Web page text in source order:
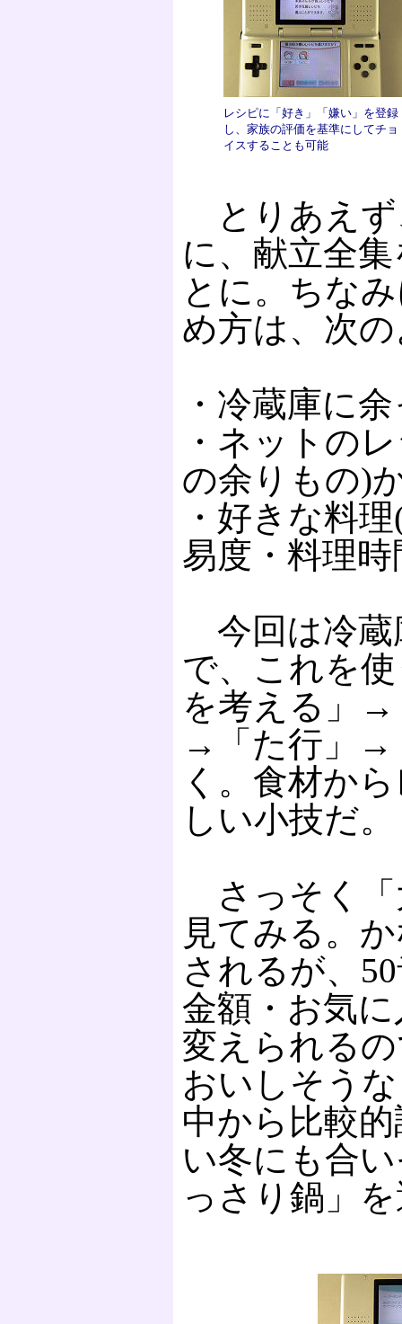
レシピに「好き」「嫌い」を登録
し、家族の評価を基準にしてチョ
イスすることも可能
とりあえず
に、献立全
とに。ちな
め方は、次
・冷蔵庫に
・ネットの
の余りもの)
・好きな料
易度・料理
今回は冷蔵
で、これを
を考える」→
→「た行」→
く。食材か
しい小技だ。
さっそく「
見てみる。
されるが、
金額・お気
変えられる
おいしそう
中から比較
い冬にも合
っさり鍋」